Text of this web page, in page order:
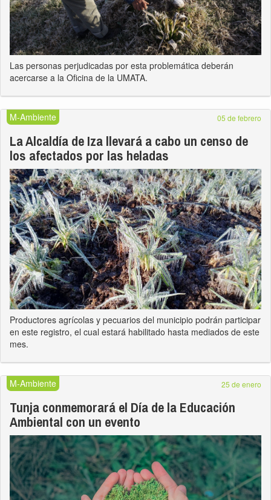
Las personas perjudicadas por esta problemática deberán
acercarse a la Oficina de la UMATA.
M-Ambiente 05 de febrero
La Alcaldía de Iza llevará a cabo un censo de
los afectados por las heladas
Productores agrícolas y pecuarios del municipio podrán participar
en este registro, el cual estará habilitado hasta mediados de este
mes.
M-Ambiente 25 de enero
Tunja conmemorará el Día de la Educación
Ambiental con un evento